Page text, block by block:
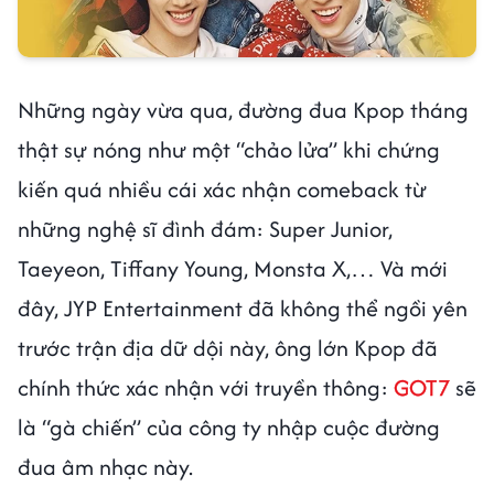
Những ngày vừa qua, đường đua Kpop tháng
thật sự nóng như một “chảo lửa” khi chứng
kiến quá nhiều cái xác nhận comeback từ
những nghệ sĩ đình đám: Super Junior,
Taeyeon, Tiffany Young, Monsta X,… Và mới
đây, JYP Entertainment đã không thể ngồi yên
trước trận địa dữ dội này, ông lớn Kpop đã
chính thức xác nhận với truyền thông: GOT7 sẽ
là “gà chiến” của công ty nhập cuộc đường
đua âm nhạc này.